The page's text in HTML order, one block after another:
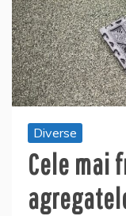
Diverse
Cele mai